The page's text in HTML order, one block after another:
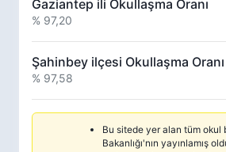
Gaziantep ili Okullaşma Oranı
% 97,20
Şahinbey ilçesi Okullaşma Oranı
% 97,58
Bu sitede yer alan tüm okul
Bakanlığı'nın yayınlamış